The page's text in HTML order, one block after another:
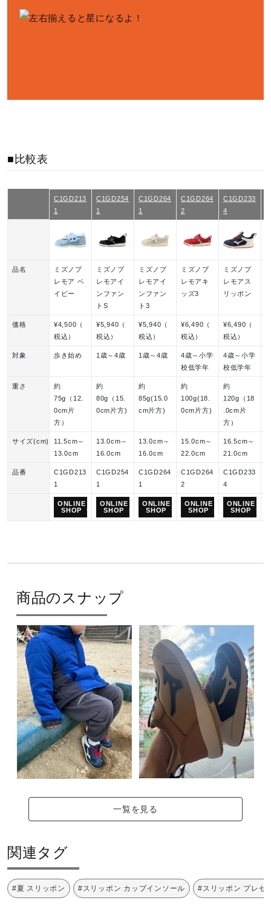
■比較表
C1GD213
1
C1GD254
1
C1GD264
1
C1GD264
2
C1GD233
4
品名
ミズノプ
レモア ベ
イビー
ミズノプ
レモアイ
ンファン
トS
ミズノプ
レモアイ
ンファン
ト3
ミズノプ
レモアキ
ッズ3
ミズノプ
レモアス
リッポン
価格
¥4,500（
税込）
¥5,940（
税込）
¥5,940（
税込）
¥6,490（
税込）
¥6,490（
税込）
対象 歩き始め 1歳～4歳 1歳～4歳
4歳～小学
校低学年
4歳～小学
校低学年
重さ
約
75g（12.
0cm片
方）
約
80g（15.
0cm片方)
約
85g(15.0
cm片方)
約
100g(18.
0cm片方)
約
120g（18
.0cm片
方）
サイズ(cm)
11.5cm～
13.0cm
13.0cm～
16.0cm
13.0cm～
16.0cm
15.0cm～
22.0cm
16.5cm～
21.0cm
品番
C1GD213
1
C1GD254
1
C1GD264
1
C1GD264
2
C1GD233
4
ONLINE
SHOP
ONLINE
SHOP
ONLINE
SHOP
ONLINE
SHOP
ONLINE
SHOP
商品のスナップ
一覧を見る
関連タグ
#夏 スリッポン #スリッポン カップインソール #スリッポン プレゼ